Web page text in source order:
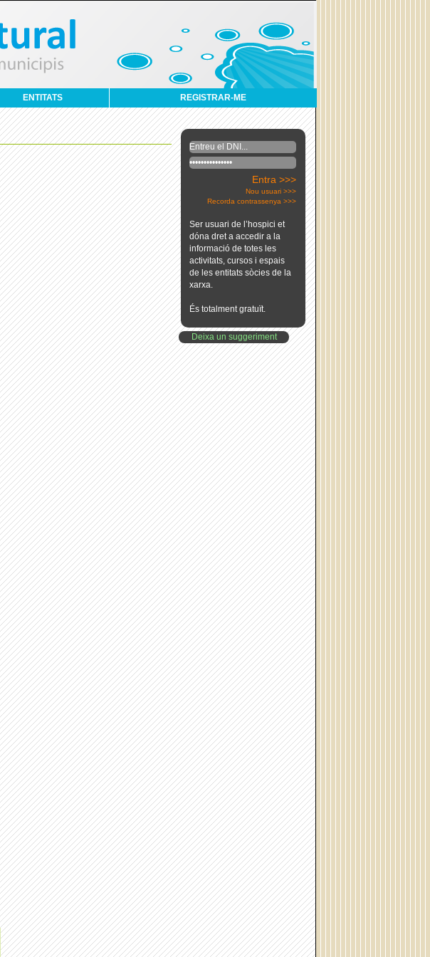
ENTITATS REGISTRAR-ME
Entra >>>
Nou usuari >>>
Recorda contrassenya >>>
Ser usuari de l’hospici et
dóna dret a accedir a la
informació de totes les
activitats, cursos i espais
de les entitats sòcies de la
xarxa.
És totalment gratuït.
Deixa un suggeriment